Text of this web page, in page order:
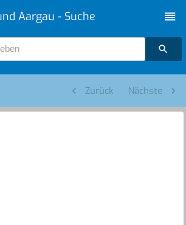
Aargau - Suche
Zurück Nächste